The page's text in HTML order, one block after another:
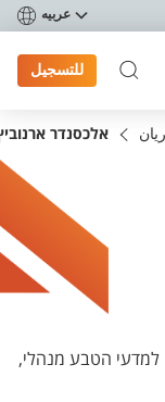
عربيه
للتسجيل
אלכסנדר
למדעי הטבע מנהלי,